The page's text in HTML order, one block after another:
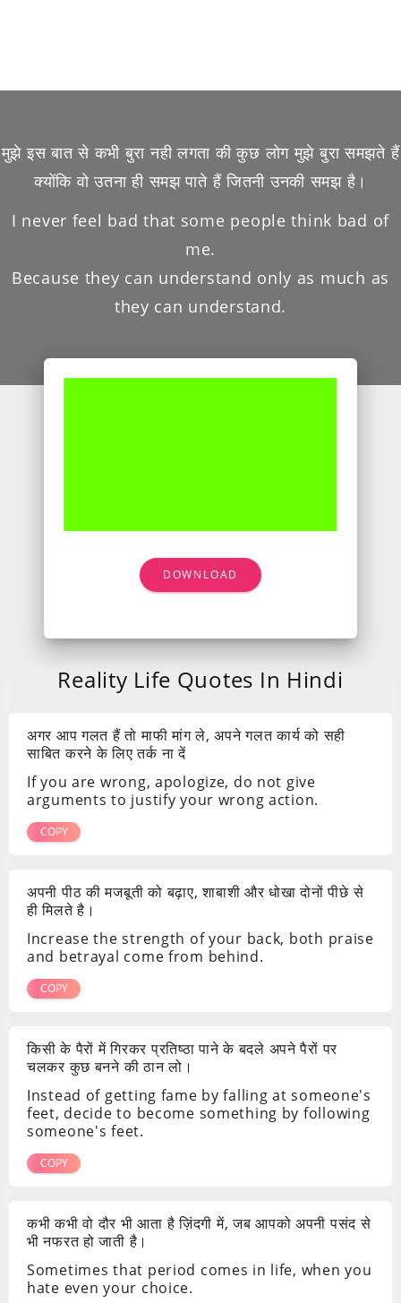
मुझे इस बात से कभी बुरा नही लगता की कुछ लोग मुझे बुरा समझते हैं
क्योंकि वो उतना ही समझ पाते हैं जितनी उनकी समझ है।
I never feel bad that some people think bad of
me.
Because they can understand only as much as
they can understand.
DOWNLOAD
Reality Life Quotes In Hindi
अगर आप गलत हैं तो माफी मांग ले, अपने गलत कार्य को सही
साबित करने के लिए तर्क ना दें
If you are wrong, apologize, do not give
arguments to justify your wrong action.
COPY
अपनी पीठ की मजबूती को बढ़ाए, शाबाशी और धोखा दोनों पीछे से
ही मिलते है।
Increase the strength of your back, both praise
and betrayal come from behind.
COPY
किसी के पैरों में गिरकर प्रतिष्ठा पाने के बदले अपने पैरों पर
चलकर कुछ बनने की ठान लो।
Instead of getting fame by falling at someone's
feet, decide to become something by following
someone's feet.
COPY
कभी कभी वो दौर भी आता है ज़िंदगी में, जब आपको अपनी पसंद से
भी नफरत हो जाती है।
Sometimes that period comes in life, when you
hate even your choice.